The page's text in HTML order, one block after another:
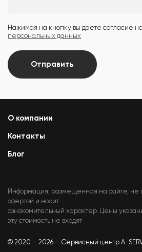
Нажимая на кнопку вы даете согласие на
персональных данных
Отправить
О компании
Контакты
Блог
Информация, размещенная на сайте, не
офертой и носит
ознакомительный характер. Цены
эту стоимость не входят
© 2020 – 2026 — Сервисный центр A-